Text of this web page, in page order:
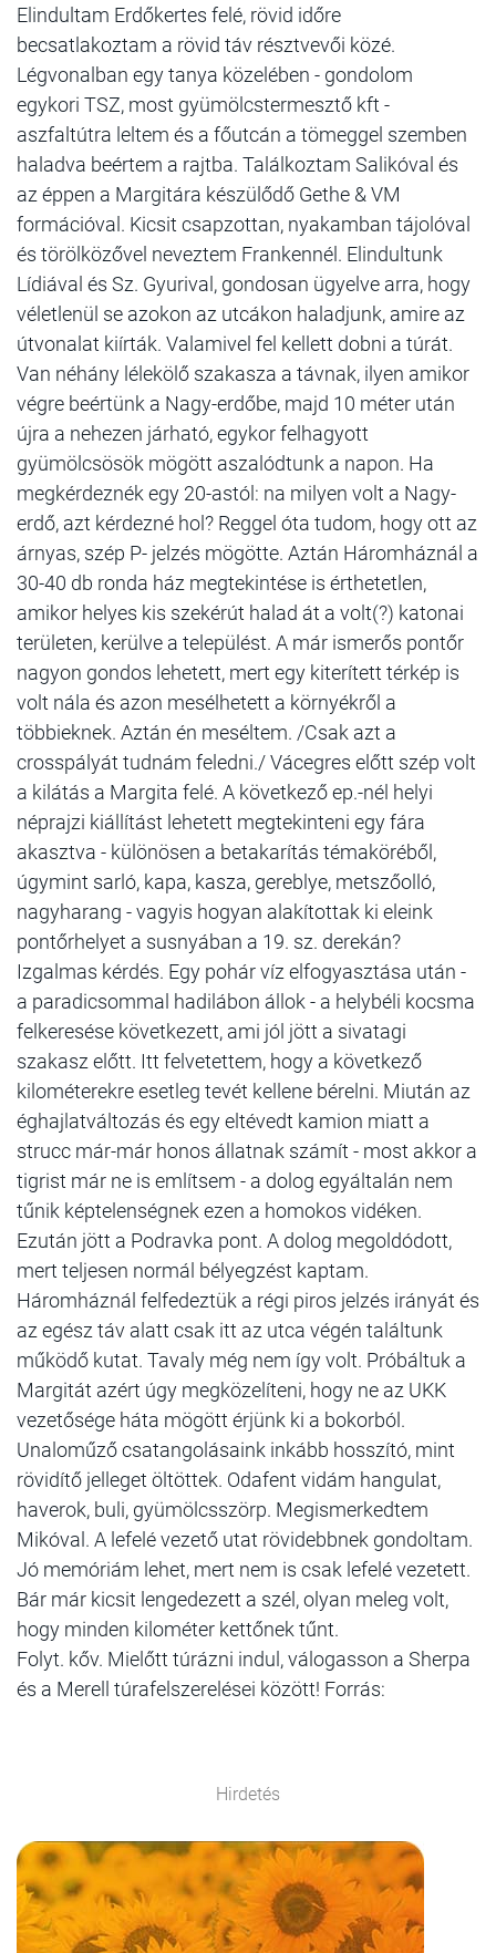
Elindultam Erdőkertes felé, rövid időre
becsatlakoztam a rövid táv résztvevői közé.
Légvonalban egy tanya közelében - gondolom
egykori TSZ, most gyümölcstermesztő kft -
aszfaltútra leltem és a főutcán a tömeggel szemben
haladva beértem a rajtba. Találkoztam Salikóval és
az éppen a Margitára készülődő Gethe & VM
formációval. Kicsit csapzottan, nyakamban tájolóval
és törölközővel neveztem Frankennél. Elindultunk
Lídiával és Sz. Gyurival, gondosan ügyelve arra, hogy
véletlenül se azokon az utcákon haladjunk, amire az
útvonalat kiírták. Valamivel fel kellett dobni a túrát.
Van néhány lélekölő szakasza a távnak, ilyen amikor
végre beértünk a Nagy-erdőbe, majd 10 méter után
újra a nehezen járható, egykor felhagyott
gyümölcsösök mögött aszalódtunk a napon. Ha
megkérdeznék egy 20-astól: na milyen volt a Nagy-
erdő, azt kérdezné hol? Reggel óta tudom, hogy ott az
árnyas, szép P- jelzés mögötte. Aztán Háromháznál a
30-40 db ronda ház megtekintése is érthetetlen,
amikor helyes kis szekérút halad át a volt(?) katonai
területen, kerülve a települést. A már ismerős pontőr
nagyon gondos lehetett, mert egy kiterített térkép is
volt nála és azon mesélhetett a környékről a
többieknek. Aztán én meséltem. /Csak azt a
crosspályát tudnám feledni./ Vácegres előtt szép volt
a kilátás a Margita felé. A következő ep.-nél helyi
néprajzi kiállítást lehetett megtekinteni egy fára
akasztva - különösen a betakarítás témaköréből,
úgymint sarló, kapa, kasza, gereblye, metszőolló,
nagyharang - vagyis hogyan alakítottak ki eleink
pontőrhelyet a susnyában a 19. sz. derekán?
Izgalmas kérdés. Egy pohár víz elfogyasztása után -
a paradicsommal hadilábon állok - a helybéli kocsma
felkeresése következett, ami jól jött a sivatagi
szakasz előtt. Itt felvetettem, hogy a következő
kilométerekre esetleg tevét kellene bérelni. Miután az
éghajlatváltozás és egy eltévedt kamion miatt a
strucc már-már honos állatnak számít - most akkor a
tigrist már ne is említsem - a dolog egyáltalán nem
tűnik képtelenségnek ezen a homokos vidéken.
Ezután jött a Podravka pont. A dolog megoldódott,
mert teljesen normál bélyegzést kaptam.
Háromháznál felfedeztük a régi piros jelzés irányát és
az egész táv alatt csak itt az utca végén találtunk
működő kutat. Tavaly még nem így volt. Próbáltuk a
Margitát azért úgy megközelíteni, hogy ne az UKK
vezetősége háta mögött érjünk ki a bokorból.
Unaloműző csatangolásaink inkább hosszító, mint
rövidítő jelleget öltöttek. Odafent vidám hangulat,
haverok, buli, gyümölcsszörp. Megismerkedtem
Mikóval. A lefelé vezető utat rövidebbnek gondoltam.
Jó memóriám lehet, mert nem is csak lefelé vezetett.
Bár már kicsit lengedezett a szél, olyan meleg volt,
hogy minden kilométer kettőnek tűnt.
Folyt. kőv. Mielőtt túrázni indul, válogasson a Sherpa
és a Merell túrafelszerelései között! Forrás:
Hirdetés